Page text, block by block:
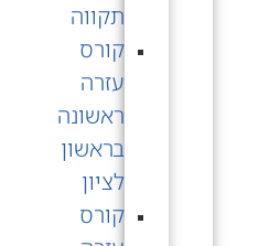
תקווה
קורס
עזרה
ראשונה
בראשון
לציון
קורס